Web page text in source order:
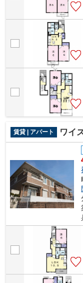
賃貸 | アパート ワイ